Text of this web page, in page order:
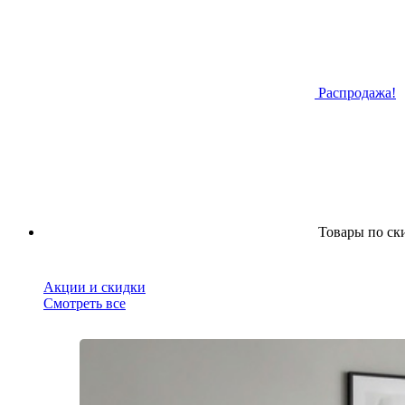
Распродажа!
Товары по
Акции и скидки
Смотреть все